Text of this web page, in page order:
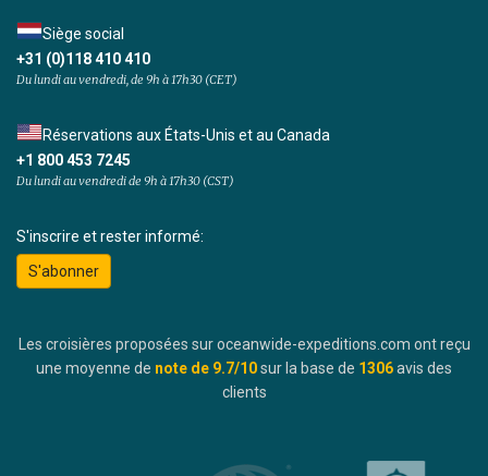
Siège social
+31 (0)118 410 410
Du lundi au vendredi, de 9h à 17h30 (CET)
Réservations aux États-Unis et au Canada
+1 800 453 7245
Du lundi au vendredi de 9h à 17h30 (CST)
S'inscrire et rester informé:
S'abonner
Les croisières proposées sur oceanwide-expeditions.com ont reçu
une moyenne de note de 9.7/10sur la base de 1306avis des
clients